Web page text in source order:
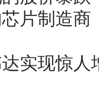
片制造
实现惊